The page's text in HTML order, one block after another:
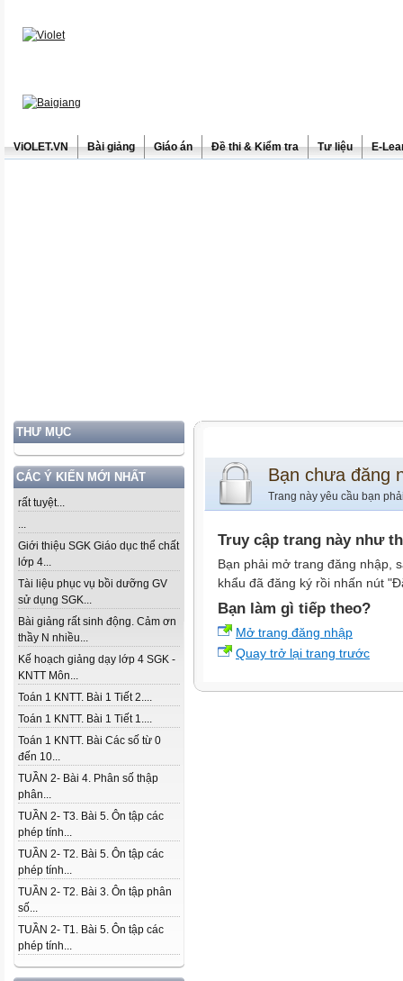
ViOLET.VN Bài giảng Giáo án Đề thi & Kiểm tra Tư liệu E-
THƯ MỤC
CÁC Ý KIẾN MỚI NHẤT
rất tuyệt...
...
Giới thiệu SGK Giáo dục thể chất
lớp 4...
Tài liệu phục vụ bồi dưỡng GV
sử dụng SGK...
Bài giảng rất sinh động. Cảm ơn
thầy N nhiều...
Kế hoạch giảng dạy lớp 4 SGK -
KNTT Môn...
Toán 1 KNTT. Bài 1 Tiết 2....
Toán 1 KNTT. Bài 1 Tiết 1....
Toán 1 KNTT. Bài Các số từ 0
đến 10...
TUẦN 2- Bài 4. Phân số thập
phân...
TUẦN 2- T3. Bài 5. Ôn tập các
phép tính...
TUẦN 2- T2. Bài 5. Ôn tập các
phép tính...
TUẦN 2- T2. Bài 3. Ôn tập phân
số...
TUẦN 2- T1. Bài 5. Ôn tập các
phép tính...
Bạn chưa đăng
Trang này yêu cầu bạn
Truy cập trang này như
Bạn phải mở trang đăng nhập,
khẩu đã đăng ký rồi nhấn nút
Bạn làm gì tiếp theo?
Mở trang đăng nhập
Quay trở lại trang trước